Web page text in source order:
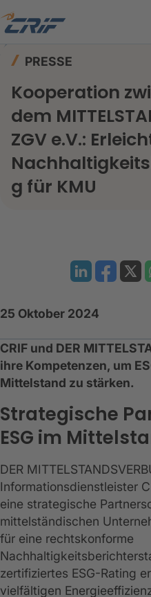
PRESSE
Kooperation
dem
ZGV e.V.:
g für KMU
25 Oktober 2024
CRIF und DER
ihre Kompetenzen, um
Mittelstand zu stärken.
Strategische
ESG im
DER
Informationsdienstleister
eine strategische
mittelständischen
für eine rechtskonforme
zertifiziertes ESG-Rating
vielfältigen